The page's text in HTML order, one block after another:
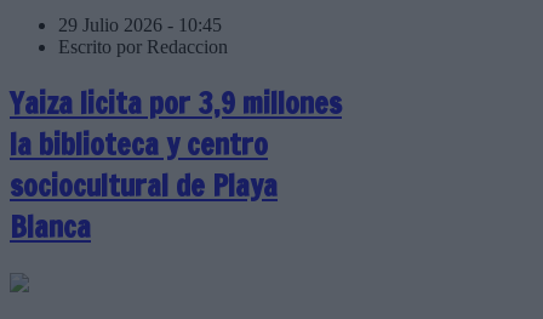
29 Julio 2026 - 10:45
Escrito por Redaccion
Yaiza licita por 3,9 millones
la biblioteca y centro
sociocultural de Playa
Blanca